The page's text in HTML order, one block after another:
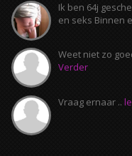
Ik ben 64j
en seks Binnen
Weet niet zo
Verder
Vraag ernaar ..